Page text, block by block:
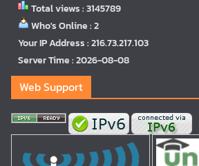
Total views : 3145789
Who's Online : 2
Your IP Address : 216.73.217.103
Server Time : 2026-08-08
Web Support